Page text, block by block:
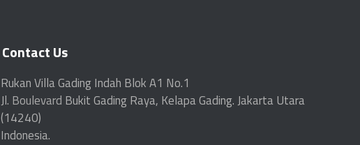
Contact Us
Rukan Villa Gading Indah Blok A1 No.1
Jl. Boulevard Bukit Gading Raya, Kelapa Gading. Jakarta Utara
(14240)
Indonesia.